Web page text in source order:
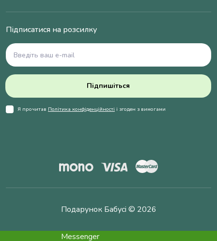
Підписатися на розсилку
Підпишіться
Я прочитав Політика конфіденційності і згоден з вимогами
Подарунок Бабусі © 2026
Messenger